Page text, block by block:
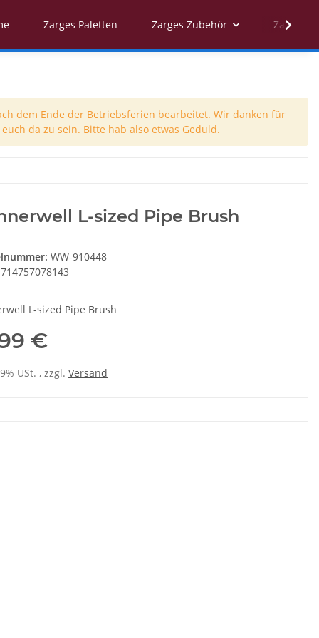
Zarges Paletten Zarges Zubehör Zarges
dem Ende der Betriebsferien bearbeitet. Wir danken für
da zu sein. Bitte hab also etwas Geduld.
L-sized Pipe Brush
WW-910448
714757078143
L-sized Pipe Brush
€
USt. , zzgl. Versand